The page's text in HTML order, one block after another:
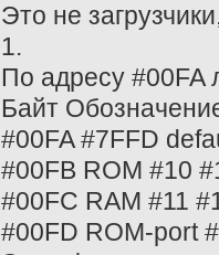
Это не
1.
По адресу #00FA
Байт
#00FA #7FFD
#00FB ROM #10
#00FC RAM #11
#00FD ROM-port